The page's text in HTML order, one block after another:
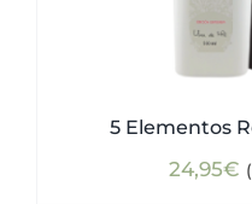
5 Elementos
24,95€